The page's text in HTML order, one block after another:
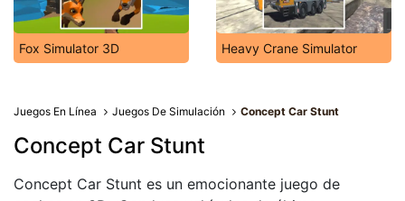
Fox Simulator 3D Heavy Crane Simulator
Juegos En Línea Juegos De Simulación Concept Car Stunt
Concept Car Stunt
Concept Car Stunt es un emocionante juego de